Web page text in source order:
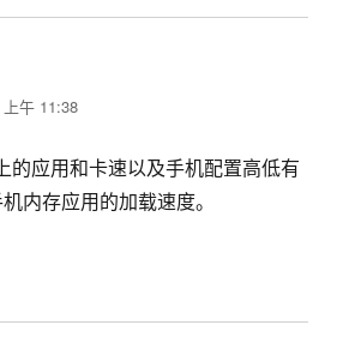
午 11:38
的应用和卡速以及手机配置高低有
内存应用的加载速度。